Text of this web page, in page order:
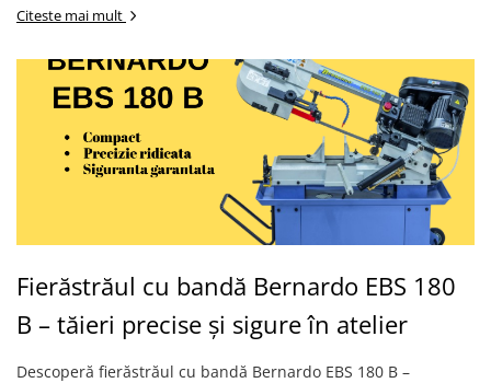
Masini de gaurit
Masini de gaurit - Vario - cu masa
si coloana
Masini de gaurit cu angrenaj, masa
si coloana
Masini de gaurit cu coloana
Masini de gaurit cu coloana si cap
Masini de gaurit cu coloana si
Masini de gaurit cu masa
Masini de gaurit cu stand si
coloana
Masini de gaurit radiale
Citeste mai mult
Fierăstrăul cu bandă Bernardo EBS 180
B – tăieri precise și sigure în atelier
Descoperă fierăstrăul cu bandă Bernardo EBS 180 B –